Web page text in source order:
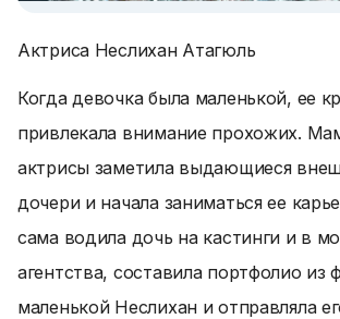
Актриса Неслихан Атагюль
Когда девочка была маленькой, ее
привлекала внимание прохожих.
актрисы заметила выдающиеся
дочери и начала заниматься ее
сама водила дочь на кастинги и в
агентства, составила портфолио из
маленькой Неслихан и отправляла